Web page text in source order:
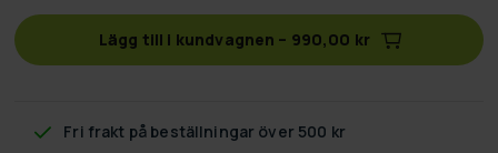
Lägg till i kundvagnen – 990,00 kr
Fri frakt på beställningar över 500 kr